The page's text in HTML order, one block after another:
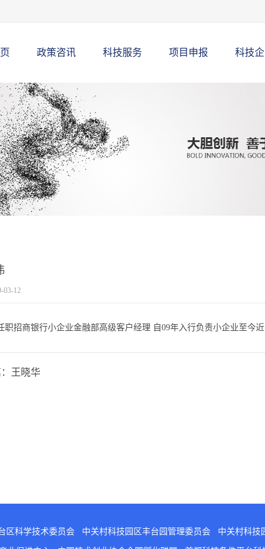
政策咨讯 科技服务 项目申报 科技
03-12
职招商银行小企业金融部高级客户经理 自09年入行负责小企业至今
王晓华
区科学技术委员会 中关村科技园区丰台园管理委员会 中关村科技